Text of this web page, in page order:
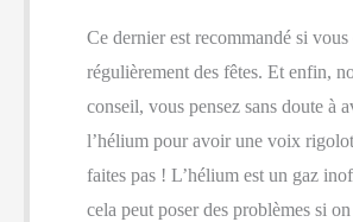
Ce dernier est recommandé si vous
régulièrement des fêtes. Et enfin,
conseil, vous pensez sans doute à
l’hélium pour avoir une voix
faites pas ! L’hélium est un gaz
cela peut poser des problèmes si